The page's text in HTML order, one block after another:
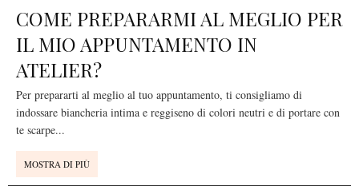
COME PREPARARMI AL MEGLIO PER
IL MIO APPUNTAMENTO IN
ATELIER?
Per prepararti al meglio al tuo appuntamento, ti consigliamo di
indossare biancheria intima e reggiseno di colori neutri e di portare con
te scarpe...
MOSTRA DI PIÙ